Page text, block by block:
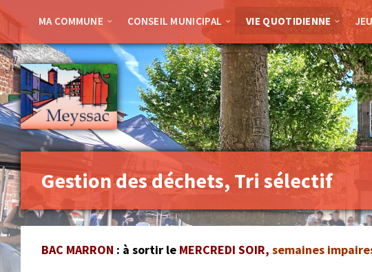
Skip
to
content
Skip
to
footer
MA COMMUNE CONSEIL MUNICIPAL VIE QUOTIDIENNE
Gestion des déchets, Tri sélectif
BAC MARRON : à sortir le MERCREDI SOIR, semaines